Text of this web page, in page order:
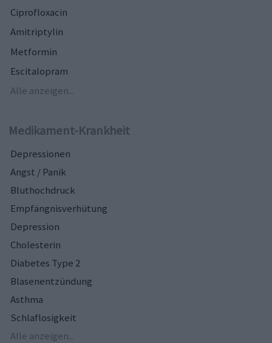
Ciprofloxacin
Amitriptylin
Metformin
Escitalopram
Alle anzeigen...
Medikament-Krankheit
Depressionen
Angst / Panik
Bluthochdruck
Empfängnisverhütung
Depression
Cholesterin
Diabetes Type 2
Blasenentzündung
Asthma
Schlaflosigkeit
Alle anzeigen...